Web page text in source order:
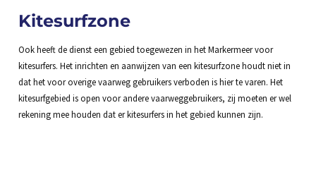
Kitesurfzone
Ook heeft de dienst een gebied toegewezen in het Markermeer voor
kitesurfers. Het inrichten en aanwijzen van een kitesurfzone houdt niet in
dat het voor overige vaarweg gebruikers verboden is hier te varen. Het
kitesurfgebied is open voor andere vaarweggebruikers, zij moeten er wel
rekening mee houden dat er kitesurfers in het gebied kunnen zijn.